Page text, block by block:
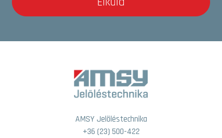
AMSY Jelöléstechnika
+36 (23) 500-422